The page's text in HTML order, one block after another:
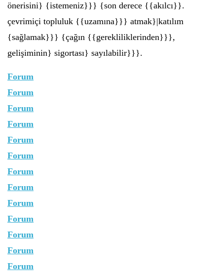
önerisini} {istemeniz}}} {son derece {{akılcı}}.
çevrimiçi topluluk {{uzamına}}} atmak}|katılım
{sağlamak}}} {çağın {{gerekliliklerinden}}},
gelişiminin} sigortası} sayılabilir}}}.
Forum
Forum
Forum
Forum
Forum
Forum
Forum
Forum
Forum
Forum
Forum
Forum
Forum